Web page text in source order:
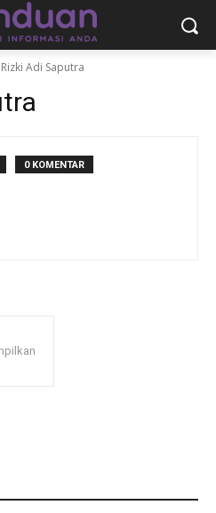
Adi Saputra
0 KOMENTAR